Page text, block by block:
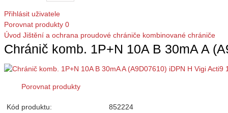
Přihlásit uživatele
Porovnat produkty 0
Úvod Jištění a ochrana proudové chrániče kombinované chrániče
Chránič komb. 1P+N 10A B 30mA A
Porovnat produkty
Kód produktu:
852224